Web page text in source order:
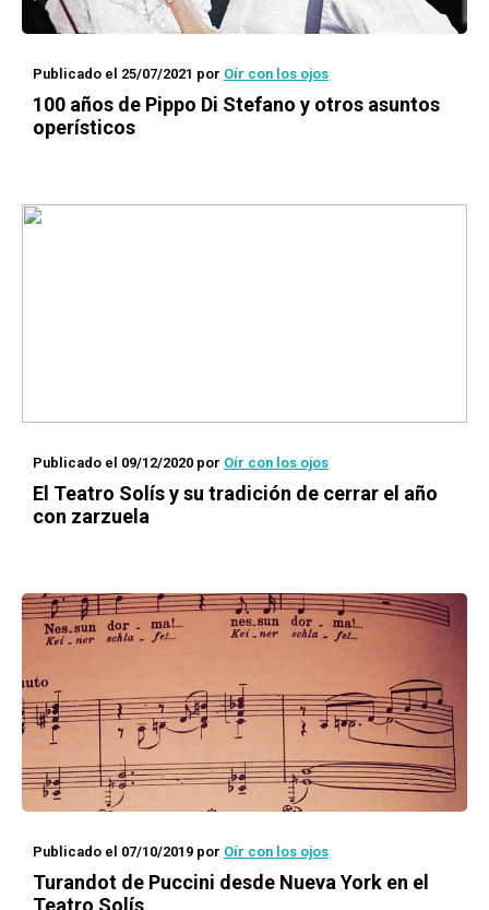
Publicado el 25/07/2021 por Oír con los ojos
100 años de Pippo Di Stefano y otros asuntos
operísticos
Publicado el 09/12/2020 por Oír con los ojos
El Teatro Solís y su tradición de cerrar el año
con zarzuela
Publicado el 07/10/2019 por Oír con los ojos
Turandot de Puccini desde Nueva York en el
Teatro Solís